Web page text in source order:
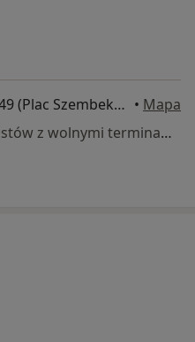
Augustyna Kordeckiego 49 (Plac Szembeka), Warszawa • Mapa
Brak dostępnych specjalistów z wolnymi terminami w tym centrum medycznym.